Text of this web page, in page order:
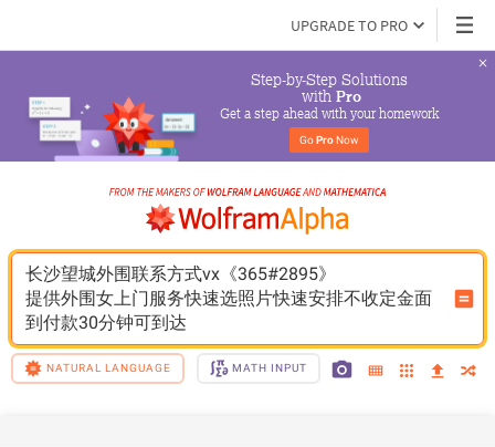
UPGRADE TO PRO
Step-by-Step Solutions
with Pro
Get a step ahead with your homework
Go Pro Now
长沙望城外围联系方式vx《365#2895》
提供外围女上门服务快速选照片快速安排不收定金面
到付款30分钟可到达
NATURAL LANGUAGE MATH INPUT